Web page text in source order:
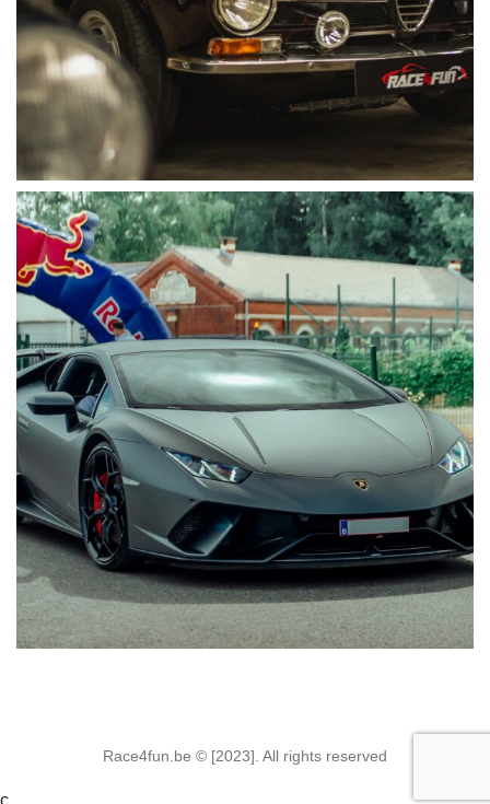
Race4fun.be © [2023]. All rights reserved